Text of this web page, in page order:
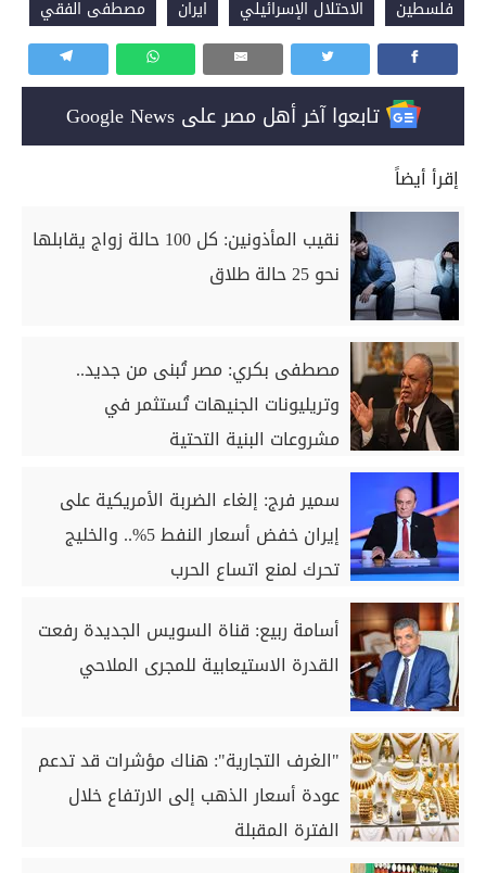
فلسطين الاحتلال الإسرائيلي ايران مصطفى الفقي
تابعوا آخر أهل مصر على Google News
إقرأ أيضاً
نقيب المأذونين: كل 100 حالة زواج يقابلها
نحو 25 حالة طلاق
مصطفى بكري: مصر تُبنى من جديد..
وتريليونات الجنيهات تُستثمر في
مشروعات البنية التحتية
سمير فرج: إلغاء الضربة الأمريكية على
إيران خفض أسعار النفط 5%.. والخليج
تحرك لمنع اتساع الحرب
أسامة ربيع: قناة السويس الجديدة رفعت
القدرة الاستيعابية للمجرى الملاحي
"الغرف التجارية": هناك مؤشرات قد تدعم
عودة أسعار الذهب إلى الارتفاع خلال
الفترة المقبلة